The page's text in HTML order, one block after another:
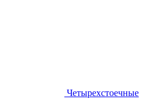
Четырехстоечные